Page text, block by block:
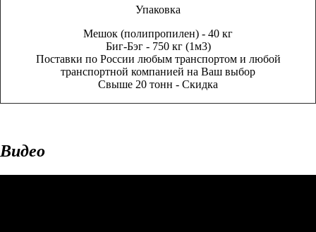
Упаковка
Мешок (полипропилен) - 40 кг
Биг-Бэг - 750 кг (1м3)
Поставки по России любым транспортом и любой
транспортной компанией на Ваш выбор
Свыше 20 тонн - Скидка
Видео